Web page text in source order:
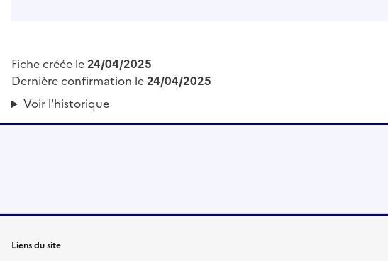
Fiche créée le24/04/2025
Dernière confirmation le24/04/2025
Voir l'historique
Liens du site